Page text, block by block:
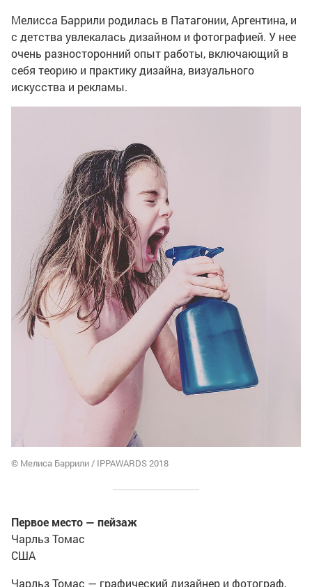
Мелисса Баррили родилась в Патагонии, Аргентина, и
с детства увлекалась дизайном и фотографией. У нее
очень разносторонний опыт работы, включающий в
себя теорию и практику дизайна, визуального
искусства и рекламы.
© Мелиса Баррили / IPPAWARDS 2018
Первое место — пейзаж
Чарльз Томас
США
Чарльз Томас — графический дизайнер и фотограф,